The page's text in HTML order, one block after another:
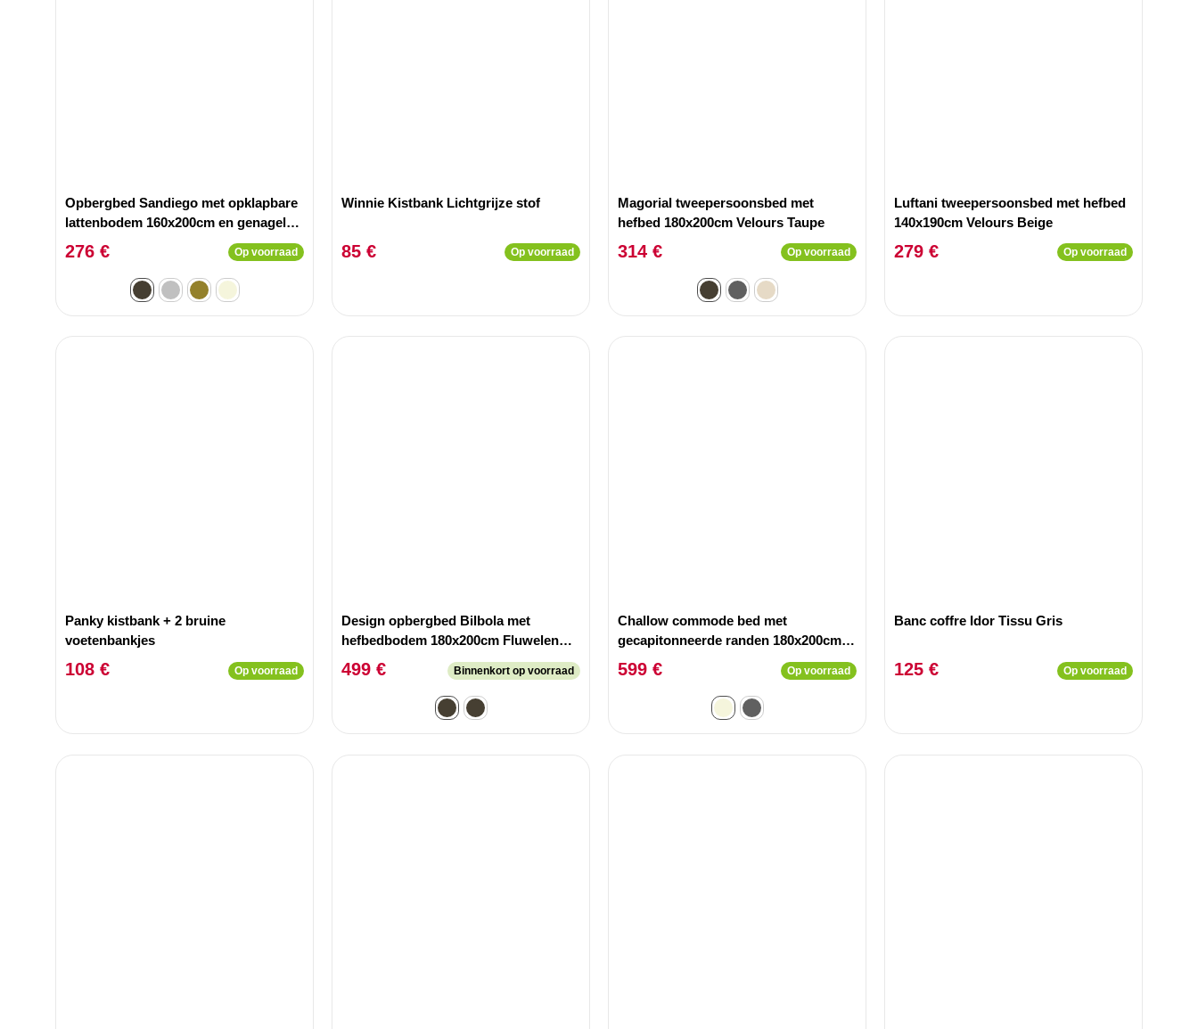
Opbergbed Sandiego met opklapbare
lattenbodem 160x200cm en genagelde
hoofdbord Fluweel Taupe
276 € Op voorraad
Winnie Kistbank Lichtgrijze stof
85 € Op voorraad
Magorial tweepersoonsbed met
hefbed 180x200cm Velours Taupe
314 € Op voorraad
Luftani tweepersoonsbed met hefbed
140x190cm Velours Beige
279 € Op voorraad
Panky kistbank + 2 bruine
voetenbankjes
108 € Op voorraad
Design opbergbed Bilbola met
hefbedbodem 180x200cm Fluwelen
Taupe
499 € Binnenkort op voorraad
Challow commode bed met
gecapitonneerde randen 180x200cm
Beige stof
599 € Op voorraad
Banc coffre Idor Tissu Gris
125 € Op voorraad